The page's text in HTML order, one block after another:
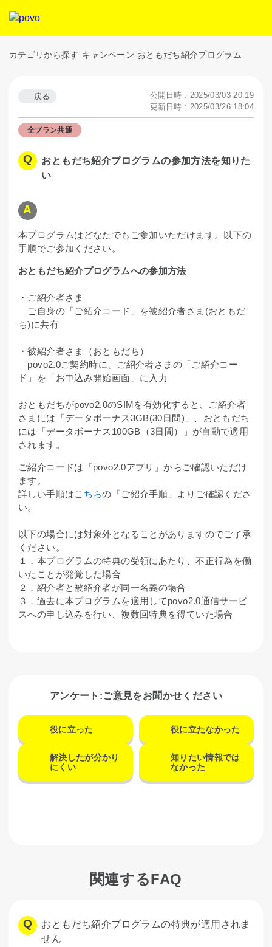
カテゴリから探す キャンペーン おともだち紹介プログラム
戻る
公開日時 : 2025/03/03 20:19
更新日時 : 2025/03/26 18:04
全プラン共通
おともだち紹介プログラムの参加方法を知りた
い
本プログラムはどなたでもご参加いただけます。以下の
手順でご参加ください。
おともだち紹介プログラムへの参加方法
・ご紹介者さま
ご自身の「ご紹介コード」を被紹介者さま(おともだ
ち)に共有
・被紹介者さま（おともだち）
povo2.0ご契約時に、ご紹介者さまの「ご紹介コー
ド」を「お申込み開始画面」に入力
おともだちがpovo2.0のSIMを有効化すると、ご紹介者
さまには「データボーナス3GB(30日間)」、おともだち
には「データボーナス100GB（3日間）」が自動で適用
されます。
ご紹介コードは「povo2.0アプリ」からご確認いただけ
ます。
詳しい手順はこちらの「ご紹介手順」よりご確認くださ
い。
以下の場合には対象外となることがありますのでご了承
ください。
１．本プログラムの特典の受領にあたり、不正行為を働
いたことが発覚した場合
２．紹介者と被紹介者が同一名義の場合
３．過去に本プログラムを適用してpovo2.0通信サービ
スへの申し込みを行い、複数回特典を得ていた場合
アンケート:ご意見をお聞かせください
役に立った 役に立たなかった
解決したが分かり
にくい
知りたい情報では
なかった
関連するFAQ
おともだち紹介プログラムの特典が適用されま
せん